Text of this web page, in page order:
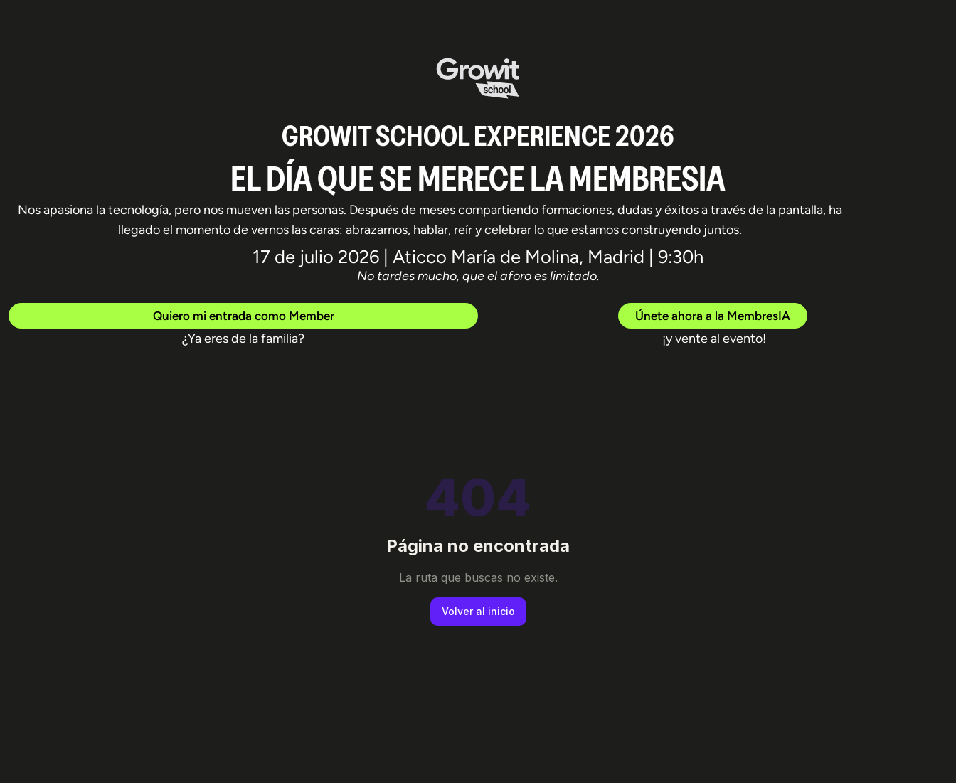
GROWIT SCHOOL EXPERIENCE 2026
EL DÍA QUE SE MERECE LA MEMBRESIA
Nos apasiona la tecnología, pero nos mueven las personas. Después de meses compartiendo formaciones, dudas y éxitos a través de la pantalla, ha
llegado el momento de vernos las caras: abrazarnos, hablar, reír y celebrar lo que estamos construyendo juntos.
17 de julio 2026 | Aticco María de Molina, Madrid | 9:30h
No tardes mucho, que el aforo es limitado.
Quiero mi entrada como Member
¿Ya eres de la familia?
Únete ahora a la MembresIA
¡y vente al evento!